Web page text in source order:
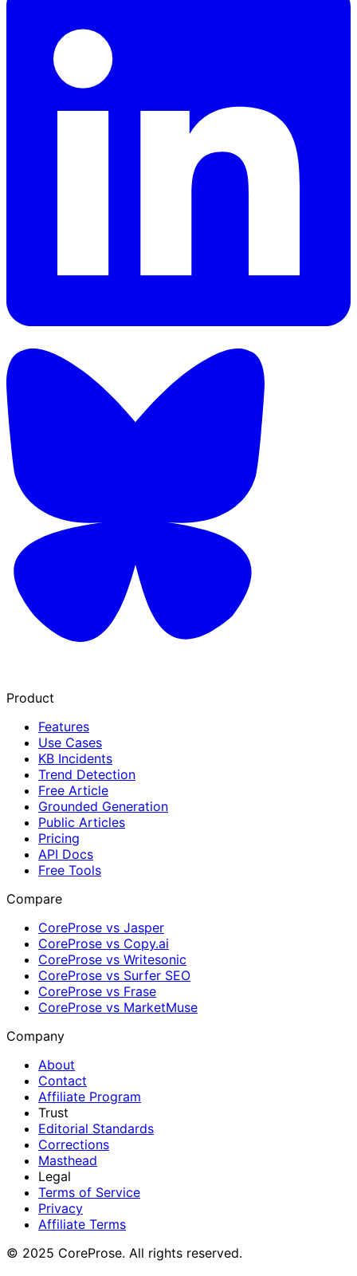
Product
Features
Use Cases
KB Incidents
Trend Detection
Free Article
Grounded Generation
Public Articles
Pricing
API Docs
Free Tools
Compare
CoreProse vs Jasper
CoreProse vs Copy.ai
CoreProse vs Writesonic
CoreProse vs Surfer SEO
CoreProse vs Frase
CoreProse vs MarketMuse
Company
About
Contact
Affiliate Program
Trust
Editorial Standards
Corrections
Masthead
Legal
Terms of Service
Privacy
Affiliate Terms
© 2025 CoreProse. All rights reserved.